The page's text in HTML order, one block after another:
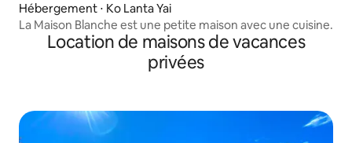
Hébergement ⋅ Ko Lanta Yai
La Maison Blanche est une petite maison avec une cuisine.
Location de maisons de vacances
privées